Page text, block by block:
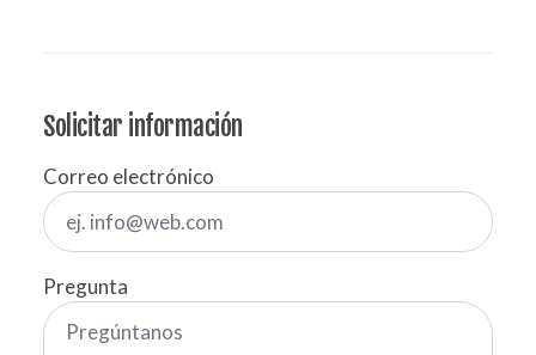
Solicitar información
Correo electrónico
Pregunta